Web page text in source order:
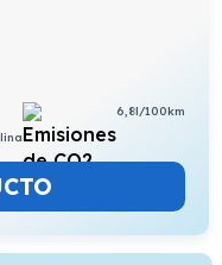
6,8l/100km